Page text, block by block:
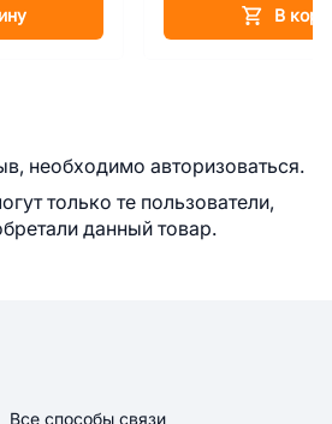
В
необходимо авторизоваться.
только те пользователи,
данный товар.
Все способы связи